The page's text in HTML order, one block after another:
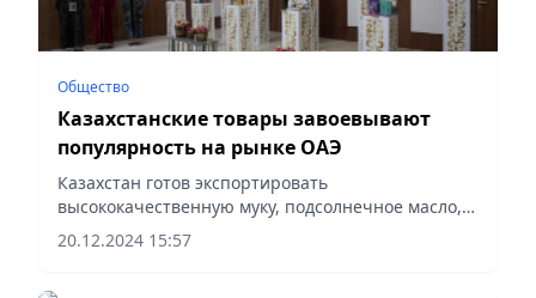
Общество
Казахстанские товары завоевывают
популярность на рынке ОАЭ
Казахстан готов экспортировать
высококачественную муку, подсолнечное масло,
кондитерские изделия и молочную продукцию,
сообщает Vecher.kz.
20.12.2024 15:57